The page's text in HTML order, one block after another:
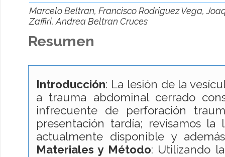
Marcelo Beltran, Francisco Rodriguez Vega,
Zaffiri, Andrea Beltran Cruces
Resumen
Introducción: La lesión de la
a trauma abdominal cerrado
infrecuente de perforación
presentación tardía; revisamos la
actualmente disponible y
Materiales y Método: Utilizando